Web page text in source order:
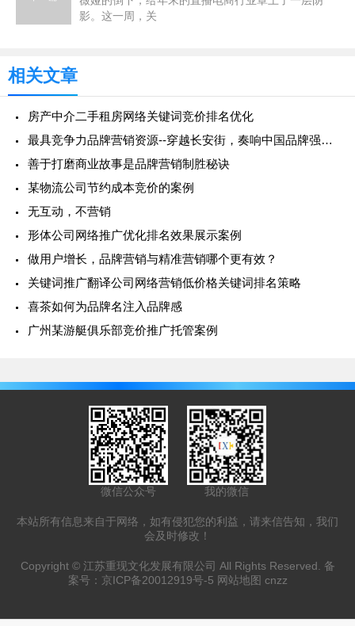
影。这一周，关
相关文章
房产中介二手租房网络关键词竞价排名优化
最具竞争力品牌营销资源--穿越长安街，奏响中国品牌强音，2022中国品牌日主题巡展
善于打磨商业故事是品牌营销制胜秘诀
某物流公司节约成本竞价的案例
无互动，不营销
形体公司网络推广优化排名效果展示案例
做用户增长，品牌营销与精准营销哪个更有效？
关键词推广翻译公司网络营销低价格关键词排名策略
喜茶如何为品牌名注入品牌感
广州某游艇俱乐部竞价推广托管案例
微信公众号 我的微信
本站所有信息来自于网络，如有侵犯您的利益，请来信告知，我们
会及时修改！
Copyright © 江苏重现文化发展有限公司 All Rights Reserved. 备
案号： 京ICP备20012919号-5 网站地图 cnzz